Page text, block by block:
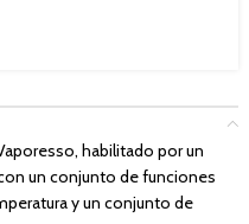
habilitado por un
un conjunto de funciones
y un conjunto de